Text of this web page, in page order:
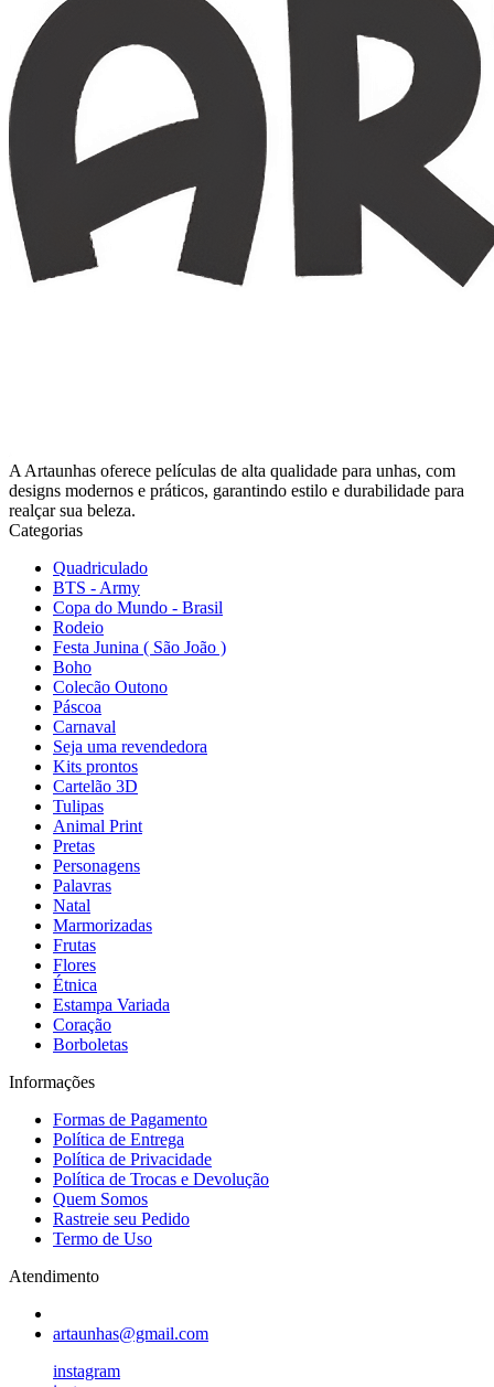
A Artaunhas oferece películas de alta qualidade para unhas, com
designs modernos e práticos, garantindo estilo e durabilidade para
realçar sua beleza.
Categorias
Quadriculado
BTS - Army
Copa do Mundo - Brasil
Rodeio
Festa Junina ( São João )
Boho
Colecão Outono
Páscoa
Carnaval
Seja uma revendedora
Kits prontos
Cartelão 3D
Tulipas
Animal Print
Pretas
Personagens
Palavras
Natal
Marmorizadas
Frutas
Flores
Étnica
Estampa Variada
Coração
Borboletas
Informações
Formas de Pagamento
Política de Entrega
Política de Privacidade
Política de Trocas e Devolução
Quem Somos
Rastreie seu Pedido
Termo de Uso
Atendimento
artaunhas@gmail.com
instagram